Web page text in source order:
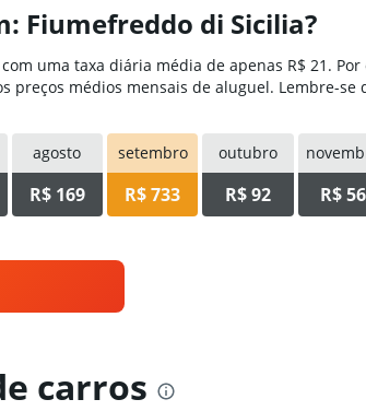
Fiumefreddo di Sicilia?
uma taxa diária média de apenas R$ 21. Por
preços médios mensais de aluguel. Lembre-se
agosto
R$ 169
setembro
R$ 733
outubro
R$ 92 R$ 56
carros